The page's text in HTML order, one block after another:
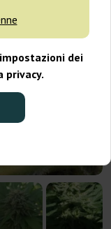
dei
privacy.